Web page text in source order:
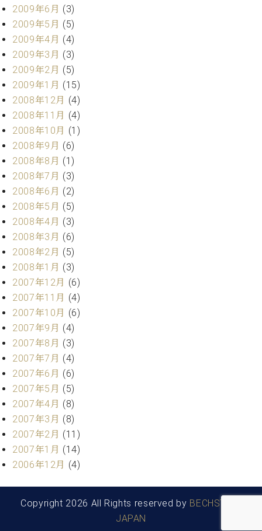
2009年6月 (3)
2009年5月 (5)
2009年4月 (4)
2009年3月 (3)
2009年2月 (5)
2009年1月 (15)
2008年12月 (4)
2008年11月 (4)
2008年10月 (1)
2008年9月 (6)
2008年8月 (1)
2008年7月 (3)
2008年6月 (2)
2008年5月 (5)
2008年4月 (3)
2008年3月 (6)
2008年2月 (5)
2008年1月 (3)
2007年12月 (6)
2007年11月 (4)
2007年10月 (6)
2007年9月 (4)
2007年8月 (3)
2007年7月 (4)
2007年6月 (6)
2007年5月 (5)
2007年4月 (8)
2007年3月 (8)
2007年2月 (11)
2007年1月 (14)
2006年12月 (4)
Copyright 2026 All Rights reserved by BECHSTEIN
JAPAN